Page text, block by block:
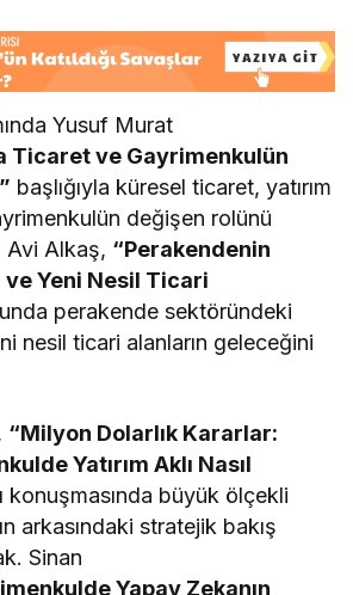
Yusuf Murat
Ticaret ve Gayrimenkulün
başlığıyla küresel ticaret, yatırım
değişen rolünü
Avi Alkaş, “Perakendenin
ve Yeni Nesil Ticari
perakende sektöründeki
nesil ticari alanların geleceğini
“Milyon Dolarlık Kararlar:
Yatırım Aklı Nasıl
konuşmasında büyük ölçekli
arkasındaki stratejik bakış
Sinan
Yapay Zekanın